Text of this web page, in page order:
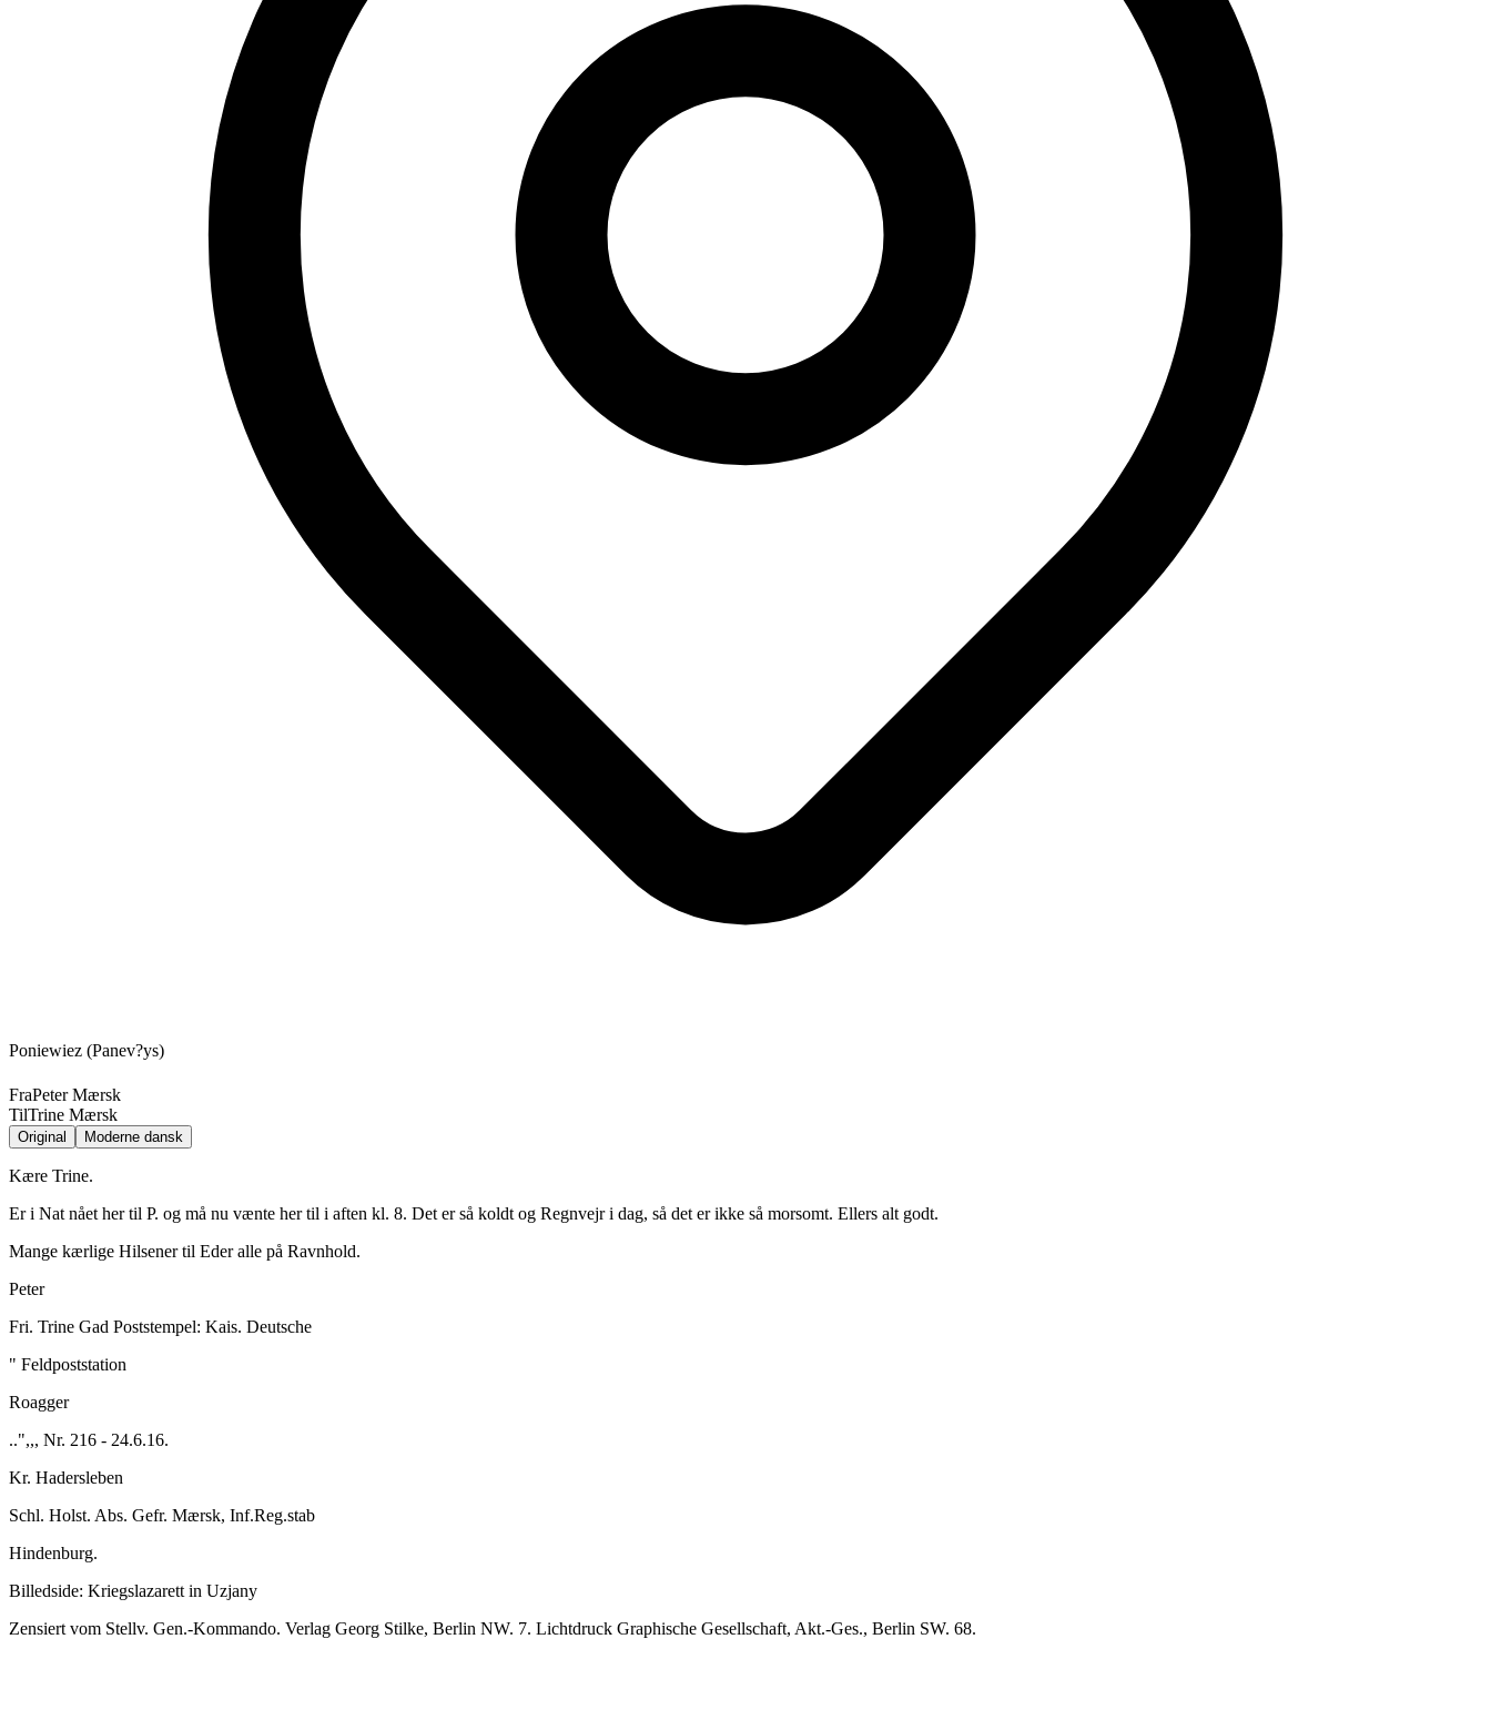
Poniewiez (Panev?ys)
FraPeter Mærsk
TilTrine Mærsk
Original Moderne dansk
Kære Trine.
Er i Nat nået her til P. og må nu vænte her til i aften kl. 8. Det er så koldt og Regnvejr i dag, så det er ikke så morsomt. Ellers alt godt.
Mange kærlige Hilsener til Eder alle på Ravnhold.
Peter
Fri. Trine Gad Poststempel: Kais. Deutsche
" Feldpoststation
Roagger
..",,, Nr. 216 - 24.6.16.
Kr. Hadersleben
Schl. Holst. Abs. Gefr. Mærsk, Inf.Reg.stab
Hindenburg.
Billedside: Kriegslazarett in Uzjany
Zensiert vom Stellv. Gen.-Kommando. Verlag Georg Stilke, Berlin NW. 7. Lichtdruck Graphische Gesellschaft, Akt.-Ges., Berlin SW. 68.